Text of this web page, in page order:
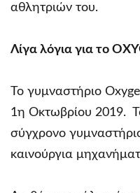
αθλητριών του.
Λίγα λόγια για το
Το γυμναστήριο
1η Οκτωβρίου 2019.
σύγχρονο
καινούργια